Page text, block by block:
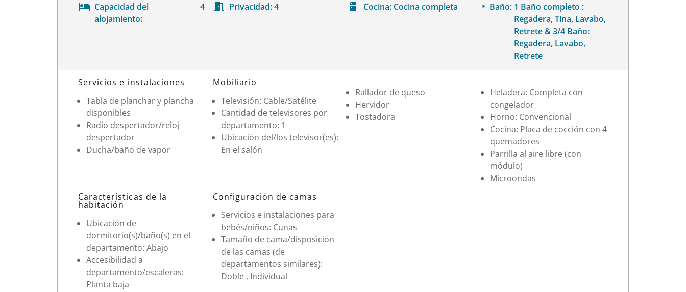
Capacidad del
alojamiento:
4 Privacidad: 4 Cocina: Cocina completa Baño: 1 Baño completo :
Regadera, Tina, Lavabo,
Retrete & 3/4 Baño:
Regadera, Lavabo,
Retrete
Datos de la habitación
Servicios e instalaciones
Tabla de planchar y plancha
disponibles
Radio despertador/reloj
despertador
Ducha/baño de vapor
Mobiliario
Televisión: Cable/Satélite
Cantidad de televisores por
departamento: 1
Ubicación del/los televisor(es):
En el salón
Rallador de queso
Hervidor
Tostadora
Heladera: Completa con
congelador
Horno: Convencional
Cocina: Placa de cocción con 4
quemadores
Parrilla al aire libre (con
módulo)
Microondas
Características de la
habitación
Ubicación de
dormitorio(s)/baño(s) en el
departamento: Abajo
Accesibilidad a
departamento/escaleras:
Planta baja
Configuración de camas
Servicios e instalaciones para
bebés/niños: Cunas
Tamaño de cama/disposición
de las camas (de
departamentos similares):
Doble , Individual